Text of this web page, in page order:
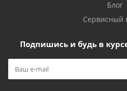
Блог
Сервисный
Подпишись и будь в